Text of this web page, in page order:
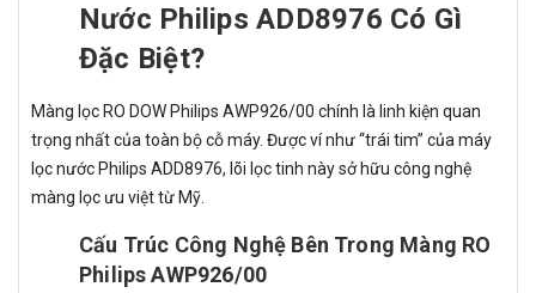
Nước Philips ADD8976 Có Gì
Đặc Biệt?
Màng lọc RO DOW Philips AWP926/00 chính là linh kiện quan
trọng nhất của toàn bộ cỗ máy. Được ví như “trái tim” của máy
lọc nước Philips ADD8976, lõi lọc tinh này sở hữu công nghệ
màng lọc ưu việt từ Mỹ.
Cấu Trúc Công Nghệ Bên Trong Màng RO
Philips AWP926/00